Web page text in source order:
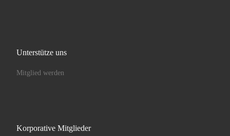
Unterstütze uns
Mitglied werden
Korporative Mitglieder